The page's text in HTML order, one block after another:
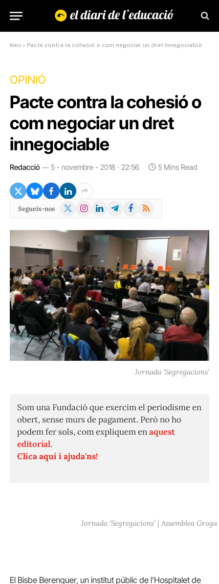
Inici » Pacte contra la cohesió o com negociar un dret innegociable
OPINIÓ
Pacte contra la cohesió o
com negociar un dret
innegociable
Redacció 5 - novembre - 2018 · 22:56 5 Mins Read
Segueix-nos
X
Instagram
LinkedInTelegramFacebook
RSS
Jornada 'Segregacions'
Som una Fundació que exercim el periodisme en
obert, sense murs de pagament. Però no ho
podem fer sols, com expliquem enaquest
editorial.
Clica aquí i ajuda'ns!
Jornada ‘Segregacions’ | Assemblea Groga
El Bisbe Berenguer, un institut públic de l’Hospitalet de